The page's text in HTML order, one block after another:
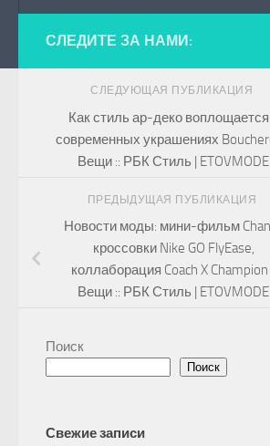
СЛЕДИТЕ ЗА НАМИ:
СЛЕДУЮЩАЯ ПУБЛИКАЦИЯ
Как стиль ар-деко
современных украшениях
Вещи :: РБК Стиль | ETOVMODE
ПРЕДЫДУЩАЯ ПУБЛИКАЦИЯ
Новости моды: мини-фильм
кроссовки Nike GO FlyEase,
коллаборация Coach X Champion
Вещи :: РБК Стиль | ETOVMODE
Поиск
Поиск
Свежие записи